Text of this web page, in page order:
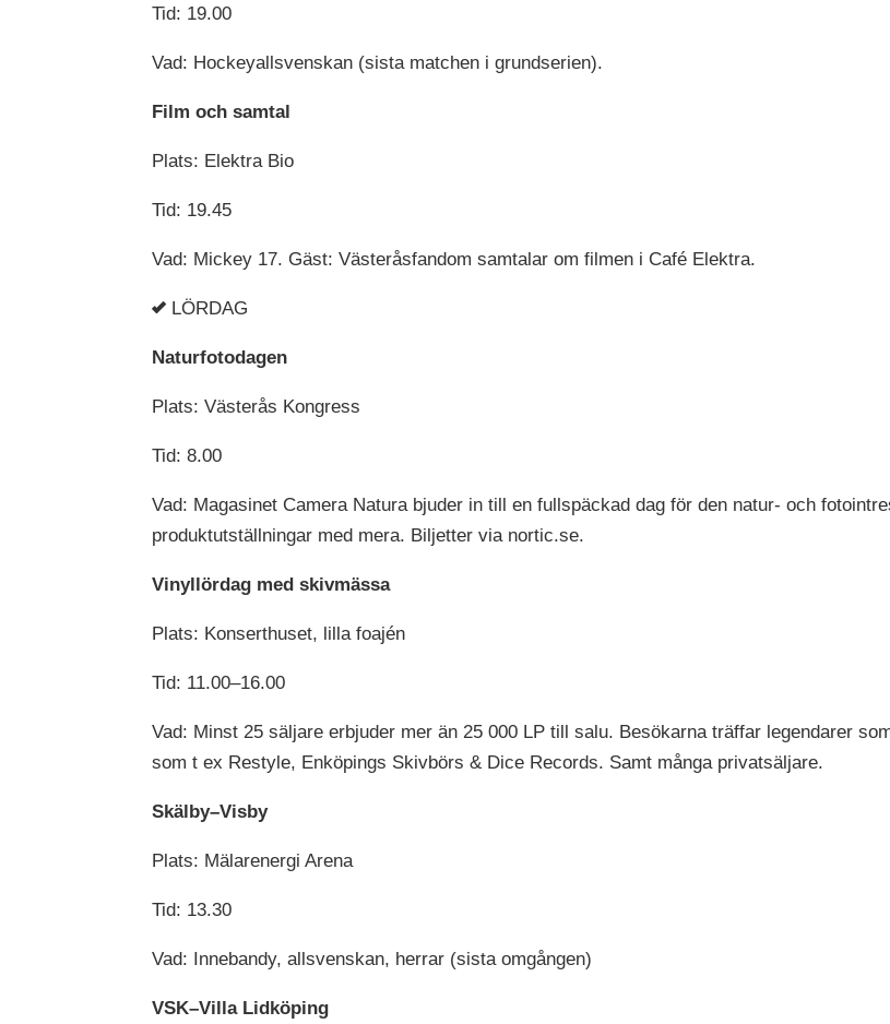
Tid: 19.00
Vad: Hockeyallsvenskan (sista matchen i grundserien).
Film och samtal
Plats: Elektra Bio
Tid: 19.45
Vad: Mickey 17. Gäst: Västeråsfandom samtalar om filmen i Café Elektra.
LÖRDAG
Naturfotodagen
Plats: Västerås Kongress
Tid: 8.00
Vad: Magasinet Camera Natura bjuder in till en fullspäckad dag för den natur- och
produktutställningar med mera. Biljetter via nortic.se.
Vinyllördag med skivmässa
Plats: Konserthuset, lilla foajén
Tid: 11.00–16.00
Vad: Minst 25 säljare erbjuder mer än 25 000 LP till salu. Besökarna träffar legendarer
som t ex Restyle, Enköpings Skivbörs & Dice Records. Samt många privatsäljare.
Skälby–Visby
Plats: Mälarenergi Arena
Tid: 13.30
Vad: Innebandy, allsvenskan, herrar (sista omgången)
VSK–Villa Lidköping